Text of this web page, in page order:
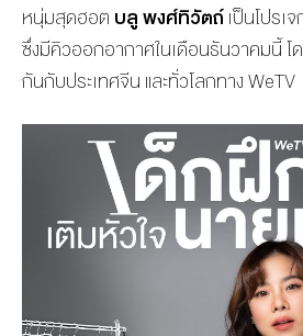
หนุ่มสุดฮอต บลู พงศ์ทิวัตถ์เป็นโปรเ
ซึ่งมีคิวออกอากาศในเดือนธันวาคมนี้โ
กันกับประเทศจีน และทั่วโลกทางWeTV